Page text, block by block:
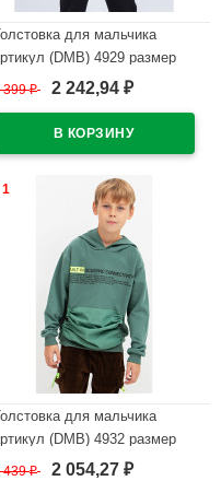
для мальчика
(DMB) 4929 размер
32/128-44/164 цвет темно-
399₽ 2 242,94 ₽
1
для мальчика
(DMB) 4932 размер
32/128-44/164 цвет зеленый
439₽ 2 054,27 ₽